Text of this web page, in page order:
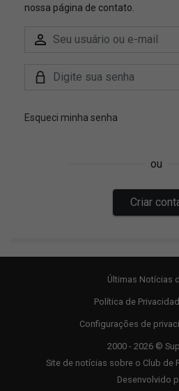
Últimas Notícias
Política de
Configurações de
2000 - 2026 ©
Site de notícias sobre o Club de
Desenvolvido